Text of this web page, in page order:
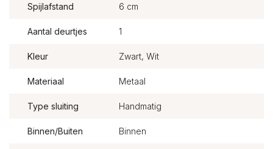
Spijlafstand 6 cm
Aantal deurtjes 1
Kleur Zwart, Wit
Materiaal Metaal
Type sluiting Handmatig
Binnen/Buiten Binnen